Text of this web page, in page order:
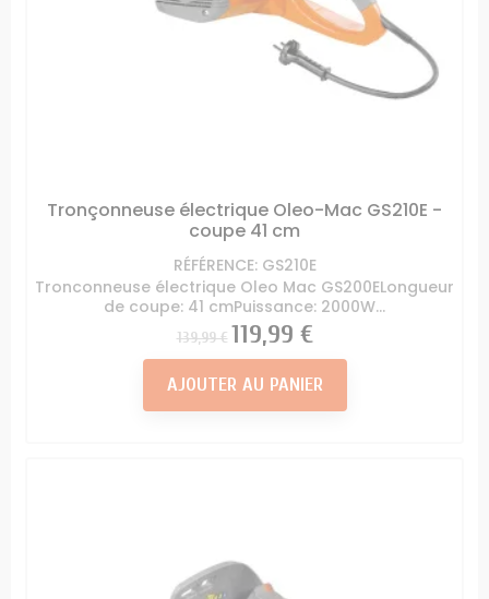
Tronçonneuse électrique Oleo-Mac GS210E -
coupe 41 cm
RÉFÉRENCE: GS210E
Tronconneuse électrique Oleo Mac GS200ELongueur
de coupe: 41 cmPuissance: 2000W...
Prix
139,99 € Prix
119,99 €
AJOUTER AU PANIER